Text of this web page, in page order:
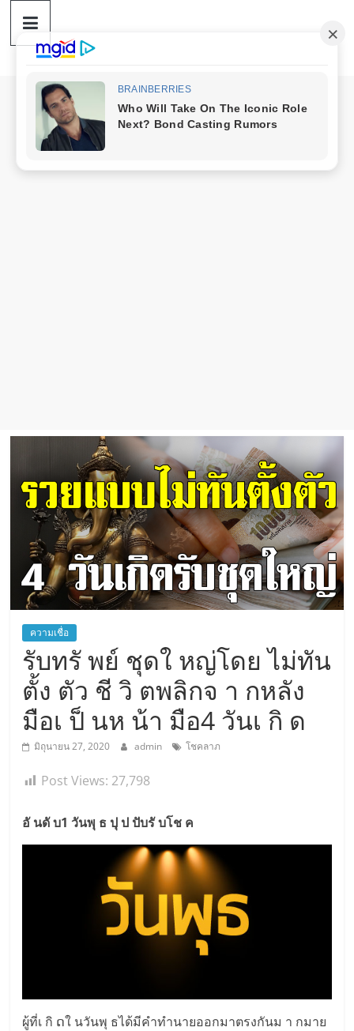
content
ดวง
ราศี
เงิน
ความเชื่อ
รับทรั พย์ ชุดใ หญ่โดย ไม่ทัน
ตั้ง ตัว ชี วิ ตพลิกจ า กหลัง
มือเ ป็ นห น้า มือ4 วันเ กิ ด
มิถุนายน 27, 2020 admin โชคลาภ
Post Views: 27,798
อั นดั บ1 วันพุ ธ ปุ ป ปับรั บโช ค
ผู้ที่เ กิ ດใ นวันพุ ธได้มีคำทำนายออกมาตรงกันม า กมาย